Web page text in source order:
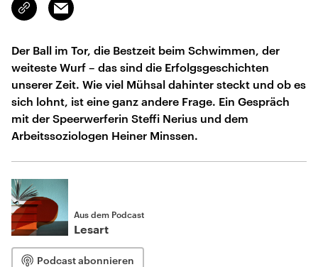
Link
kopieren/teilen
Email
Der Ball im Tor, die Bestzeit beim Schwimmen, der
weiteste Wurf – das sind die Erfolgsgeschichten
unserer Zeit. Wie viel Mühsal dahinter steckt und ob es
sich lohnt, ist eine ganz andere Frage. Ein Gespräch
mit der Speerwerferin Steffi Nerius und dem
Arbeitssoziologen Heiner Minssen.
Aus dem Podcast
Lesart
Podcast abonnieren